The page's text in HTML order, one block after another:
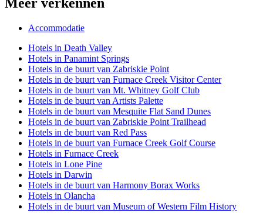
Meer verkennen
Accommodatie
Hotels in Death Valley
Hotels in Panamint Springs
Hotels in de buurt van Zabriskie Point
Hotels in de buurt van Furnace Creek Visitor Center
Hotels in de buurt van Mt. Whitney Golf Club
Hotels in de buurt van Artists Palette
Hotels in de buurt van Mesquite Flat Sand Dunes
Hotels in de buurt van Zabriskie Point Trailhead
Hotels in de buurt van Red Pass
Hotels in de buurt van Furnace Creek Golf Course
Hotels in Furnace Creek
Hotels in Lone Pine
Hotels in Darwin
Hotels in de buurt van Harmony Borax Works
Hotels in Olancha
Hotels in de buurt van Museum of Western Film History